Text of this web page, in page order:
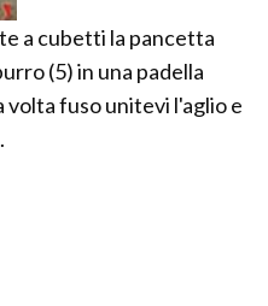
a cubetti la pancetta
(5) in una padella
volta fuso unitevi l'aglio e